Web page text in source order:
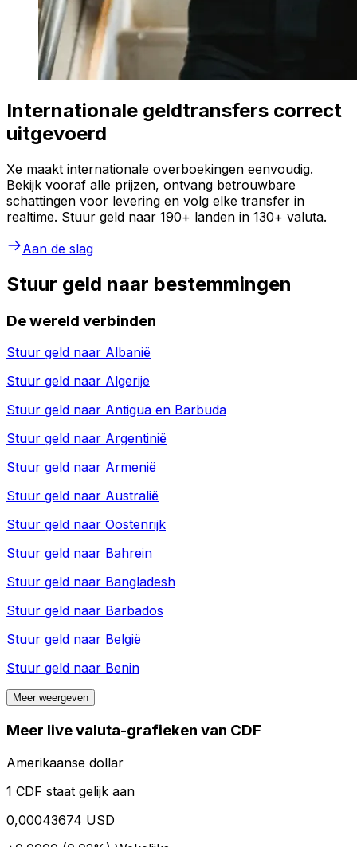
Internationale geldtransfers correct
uitgevoerd
Xe maakt internationale overboekingen eenvoudig.
Bekijk vooraf alle prijzen, ontvang betrouwbare
schattingen voor levering en volg elke transfer in
realtime. Stuur geld naar 190+ landen in 130+ valuta.
Aan de slag
Stuur geld naar bestemmingen
De wereld verbinden
Stuur geld naar Albanië
Stuur geld naar Algerije
Stuur geld naar Antigua en Barbuda
Stuur geld naar Argentinië
Stuur geld naar Armenië
Stuur geld naar Australië
Stuur geld naar Oostenrijk
Stuur geld naar Bahrein
Stuur geld naar Bangladesh
Stuur geld naar Barbados
Stuur geld naar België
Stuur geld naar Benin
Meer weergeven
Meer live valuta-grafieken van CDF
Amerikaanse dollar
1 CDF staat gelijk aan
0,00043674 USD